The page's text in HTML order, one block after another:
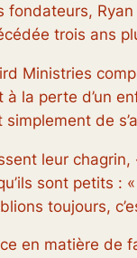
fondateurs,
trois ans
Ministries
la perte d’un
de
leur
sont petits :
toujours,
en matière de